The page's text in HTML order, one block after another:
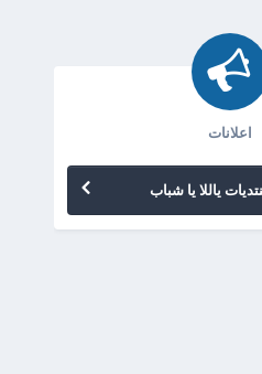
اعلانات
ياللا يا شباب